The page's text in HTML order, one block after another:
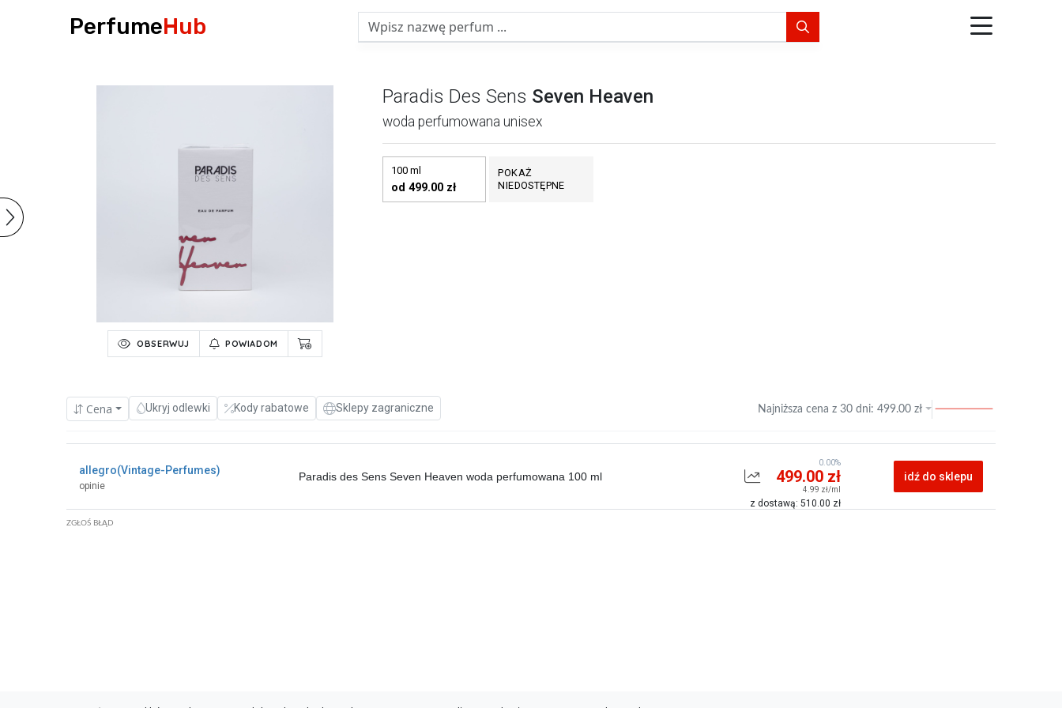
PerfumeHub
OBSERWUJ POWIADOM
Paradis Des Sens Seven Heaven
woda perfumowana unisex
100 ml
od 499.00 zł
POKAŻ
NIEDOSTĘPNE
Cena Ukryj odlewki Kody rabatowe Sklepy zagraniczne Najniższa cena z 30 dni:499.00 zł
allegro(Vintage-Perfumes)
opinie
Paradis des Sens Seven Heaven woda perfumowana 100 ml 499.00 zł
4.99 zł/ml
z dostawą: 510.00 zł
0.00%
idź do sklepu
ZGŁOŚ BŁĄD